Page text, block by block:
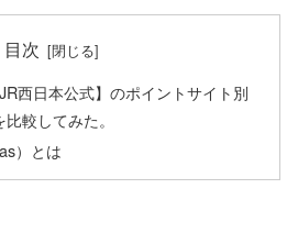
目次
西日本公式】のポイントサイト別
較してみた。
）とは